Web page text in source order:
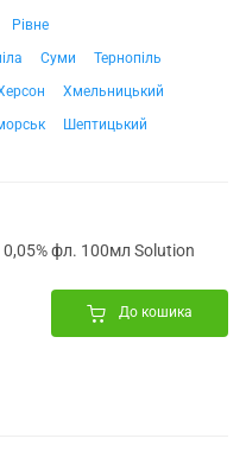
Рівне
Суми
Тернопіль
Хмельницький
Шептицький
фл. 100мл Solution
До кошика